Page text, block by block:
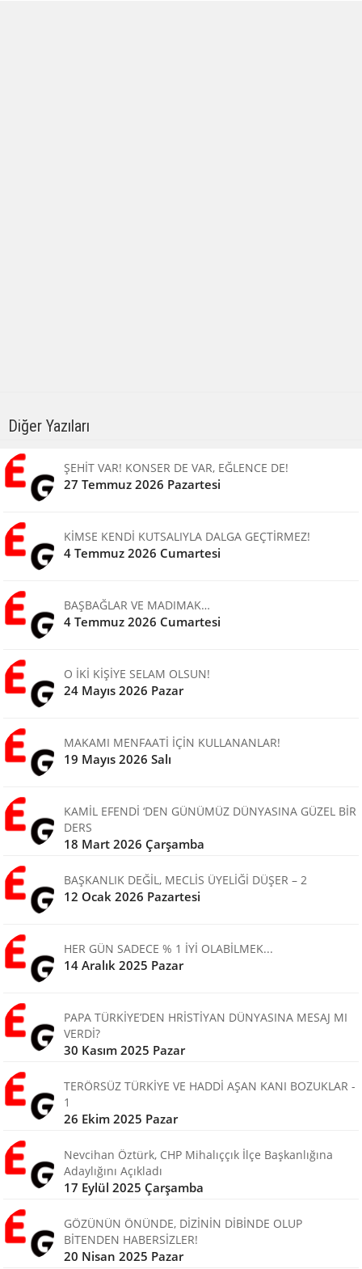
Diğer Yazıları
ŞEHİT VAR! KONSER DE VAR, EĞLENCE DE!
27 Temmuz 2026 Pazartesi
KİMSE KENDİ KUTSALIYLA DALGA GEÇTİRMEZ!
4 Temmuz 2026 Cumartesi
BAŞBAĞLAR VE MADIMAK…
4 Temmuz 2026 Cumartesi
O İKİ KİŞİYE SELAM OLSUN!
24 Mayıs 2026 Pazar
MAKAMI MENFAATİ İÇİN KULLANANLAR!
19 Mayıs 2026 Salı
KAMİL EFENDİ ‘DEN GÜNÜMÜZ DÜNYASINA GÜZEL BİR
DERS
18 Mart 2026 Çarşamba
BAŞKANLIK DEĞİL, MECLİS ÜYELİĞİ DÜŞER – 2
12 Ocak 2026 Pazartesi
HER GÜN SADECE % 1 İYİ OLABİLMEK...
14 Aralık 2025 Pazar
PAPA TÜRKİYE’DEN HRİSTİYAN DÜNYASINA MESAJ MI
VERDİ?
30 Kasım 2025 Pazar
TERÖRSÜZ TÜRKİYE VE HADDİ AŞAN KANI BOZUKLAR -
1
26 Ekim 2025 Pazar
Nevcihan Öztürk, CHP Mihalıççık İlçe Başkanlığına
Adaylığını Açıkladı
17 Eylül 2025 Çarşamba
GÖZÜNÜN ÖNÜNDE, DİZİNİN DİBİNDE OLUP
BİTENDEN HABERSİZLER!
20 Nisan 2025 Pazar